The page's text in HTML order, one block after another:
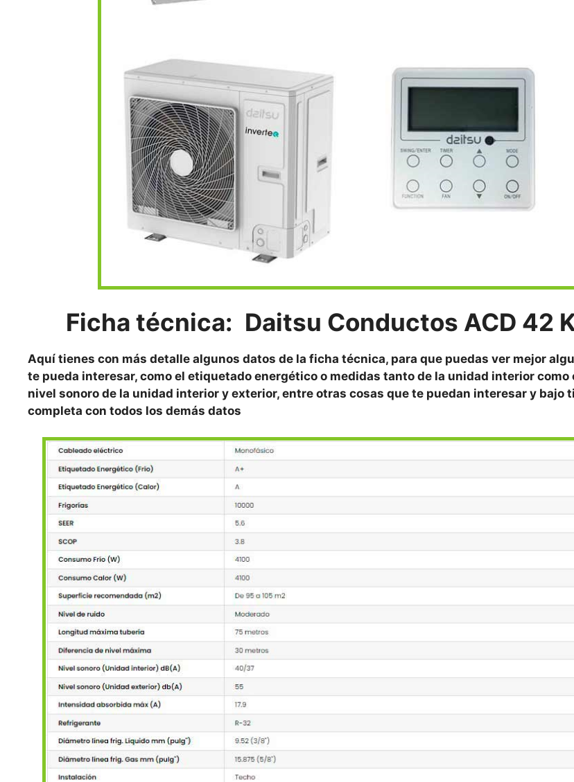
Ficha técnica: Daitsu Conductos ACD 42
Aquí tienes con más detalle algunos datos de la ficha técnica, para que puedas ver mejor
te pueda interesar, como el etiquetado energético o medidas tanto de la unidad interior como
nivel sonoro de la unidad interior y exterior, entre otras cosas que te puedan interesar y bajo
completa con todos los demás datos